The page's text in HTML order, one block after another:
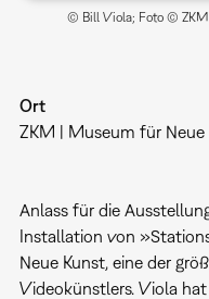
© Bill Viola; Foto © ZKM
Ort
ZKM | Museum für Neue
Anlass für die
Installation von
Neue Kunst, eine der
Videokünstlers. Viola